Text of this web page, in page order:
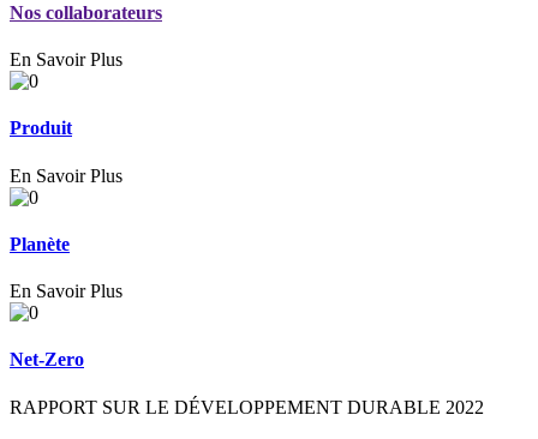
Nos collaborateurs
En Savoir Plus
Produit
En Savoir Plus
Planète
En Savoir Plus
Net-Zero
RAPPORT SUR LE DÉVELOPPEMENT DURABLE 2022